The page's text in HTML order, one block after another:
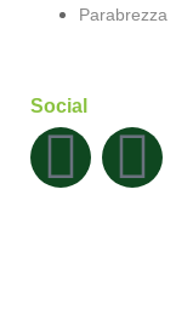
Parabrezza
Social